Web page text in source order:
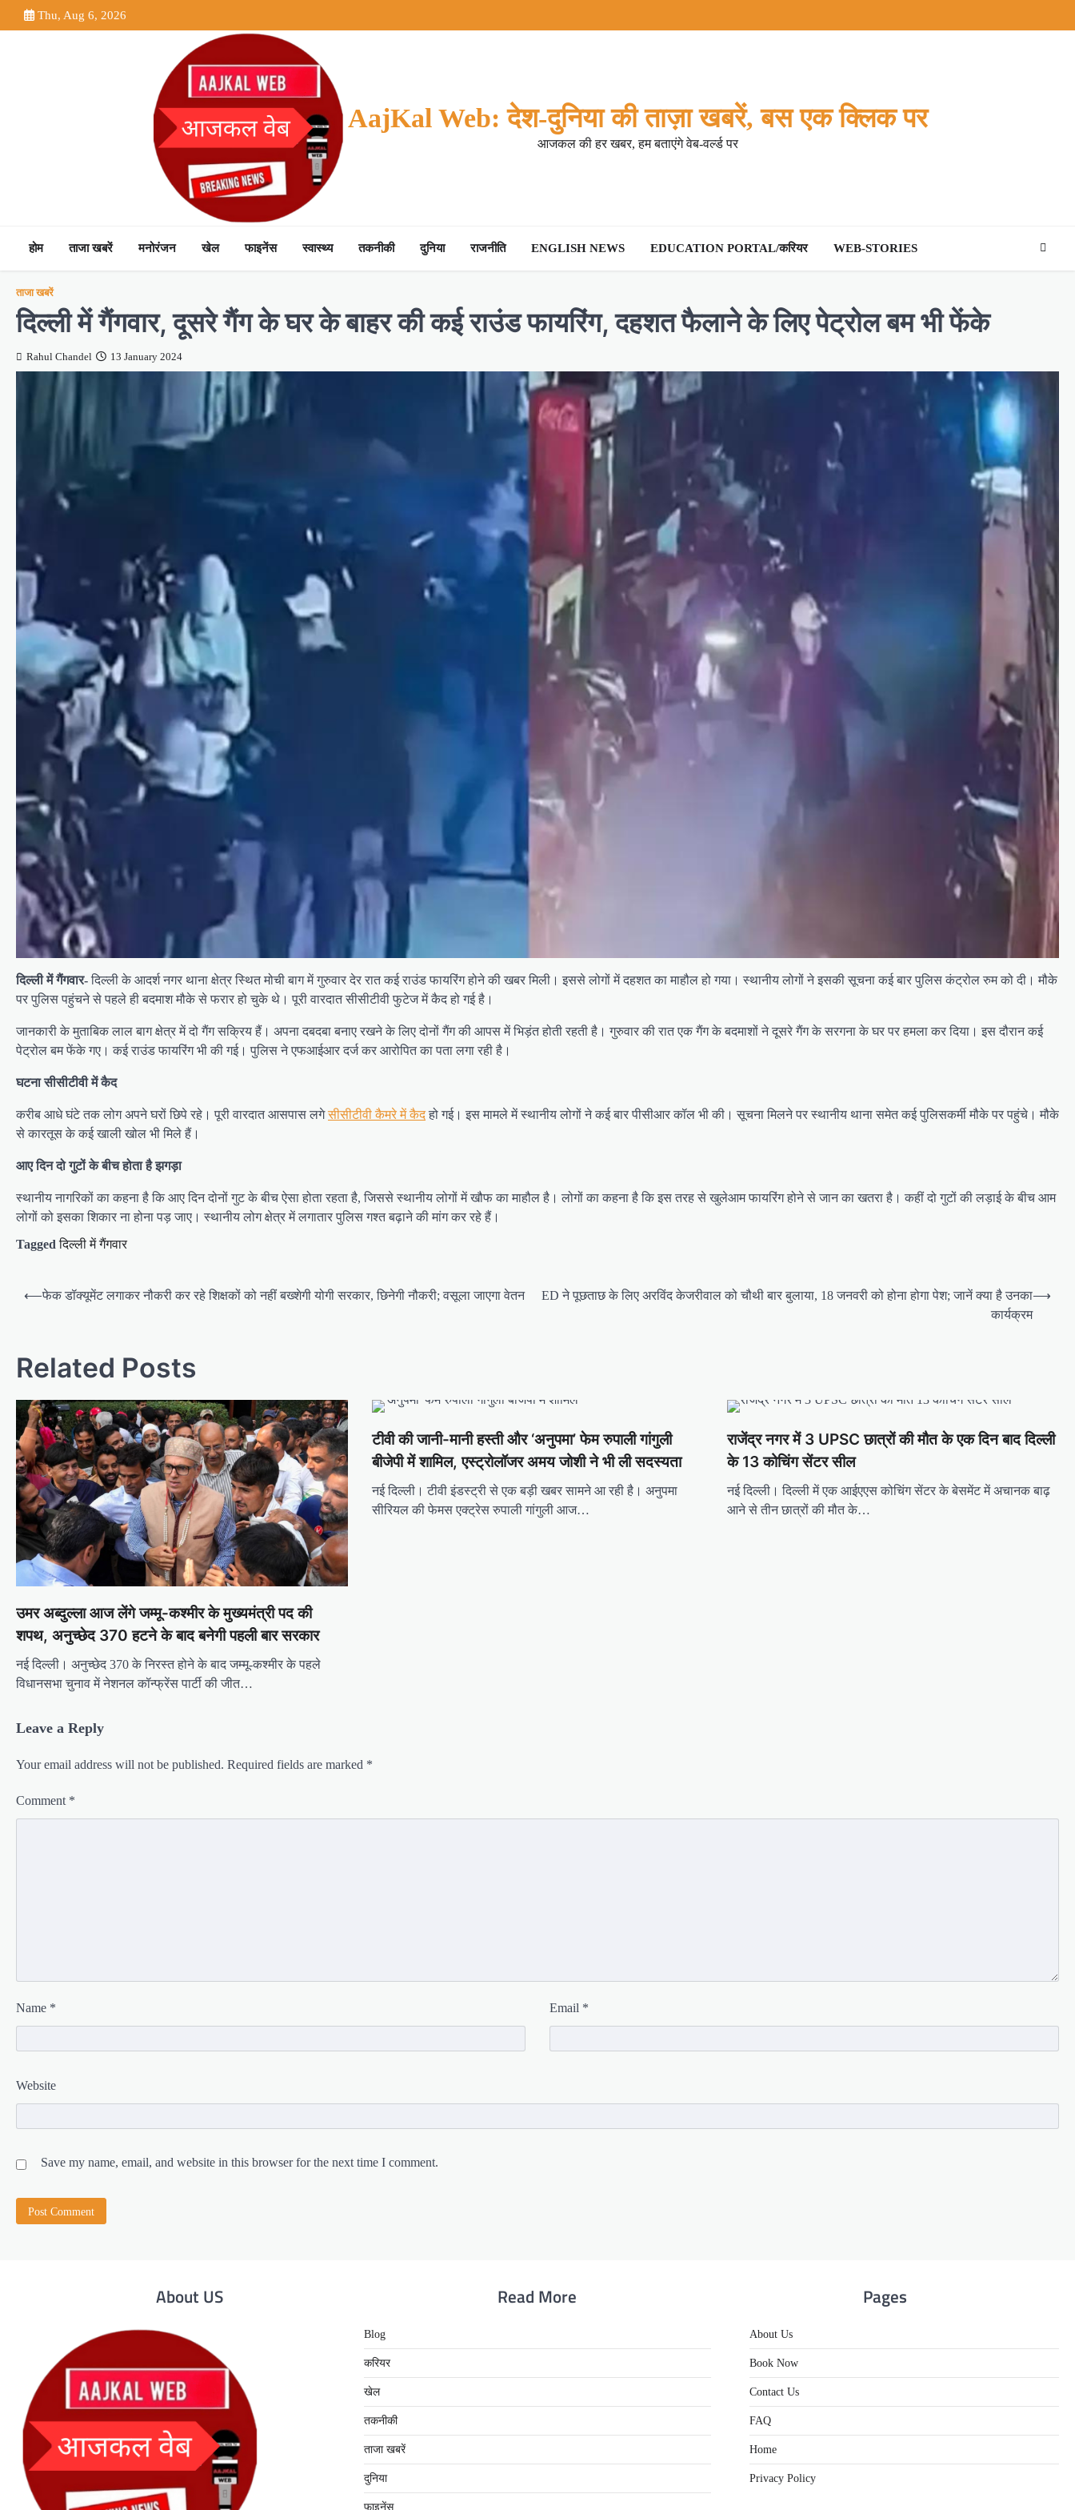
to
Thu, Aug 6, 2026
AajKal Web: देश-दुनिया की ताज़ा खबरें, बस एक क्लिक पर
आजकल की हर खबर, हम बताएंगे वेब-वर्ल्ड पर
होम ताजा खबरें मनोरंजन खेल फाइनेंस स्वास्थ्य तकनीकी दुनिया राजनीति ENGLISH NEWS EDUCATION PORTAL/करियर WEB-STORIES
ताजा खबरें
दिल्ली में गैंगवार, दूसरे गैंग के घर के बाहर की कई राउंड फायरिंग, दहशत फैलाने के लिए पेट्रोल बम भी फेंके
Rahul Chandel 13 January 2024
दिल्ली में गैंगवार-दिल्ली के आदर्श नगर थाना क्षेत्र स्थित मोची बाग में गुरुवार देर रात कई राउंड फायरिंग होने की खबर मिली। इससे लोगों में दहशत का माहौल हो गया। स्थानीय लोगों ने इसकी सूचना कई बार पुलिस कंट्रोल रुम को दी। मौके
पर पुलिस पहुंचने से पहले ही बदमाश मौके से फरार हो चुके थे। पूरी वारदात सीसीटीवी फुटेज में कैद हो गई है।
जानकारी के मुताबिक लाल बाग क्षेत्र में दो गैंग सक्रिय हैं। अपना दबदबा बनाए रखने के लिए दोनों गैंग की आपस में भिड़ंत होती रहती है। गुरुवार की रात एक गैंग के बदमाशों ने दूसरे गैंग के सरगना के घर पर हमला कर दिया। इस दौरान कई
पेट्रोल बम फेंके गए। कई राउंड फायरिंग भी की गई। पुलिस ने एफआईआर दर्ज कर आरोपित का पता लगा रही है।
घटना सीसीटीवी में कैद
करीब आधे घंटे तक लोग अपने घरों छिपे रहे। पूरी वारदात आसपास लगेसीसीटीवी कैमरे में कैदहो गई। इस मामले में स्थानीय लोगों ने कई बार पीसीआर कॉल भी की। सूचना मिलने पर स्थानीय थाना समेत कई पुलिसकर्मी मौके पर पहुंचे। मौके
से कारतूस के कई खाली खोल भी मिले हैं।
आए दिन दो गुटों के बीच होता है झगड़ा
स्थानीय नागरिकों का कहना है कि आए दिन दोनों गुट के बीच ऐसा होता रहता है, जिससे स्थानीय लोगों में खौफ का माहौल है। लोगों का कहना है कि इस तरह से खुलेआम फायरिंग होने से जान का खतरा है। कहीं दो गुटों की लड़ाई के बीच आम
लोगों को इसका शिकार ना होना पड़ जाए। स्थानीय लोग क्षेत्र में लगातार पुलिस गश्त बढ़ाने की मांग कर रहे हैं।
Taggedदिल्ली में गैंगवार
Post
⟵फेक डॉक्यूमेंट लगाकर नौकरी कर रहे शिक्षकों को नहीं बख्शेगी योगी सरकार, छिनेगी नौकरी; वसूला जाएगा वेतन
ED ने पूछताछ के लिए अरविंद केजरीवाल को चौथी बार बुलाया, 18 जनवरी को होना होगा पेश; जानें क्या है उनका
कार्यक्रम
⟶
Related Posts
उमर अब्दुल्ला आज लेंगे जम्मू-कश्मीर के मुख्यमंत्री पद की
शपथ, अनुच्छेद 370 हटने के बाद बनेगी पहली बार सरकार
नई दिल्ली। अनुच्छेद 370 के निरस्त होने के बाद जम्मू-कश्मीर के पहले
विधानसभा चुनाव में नेशनल कॉन्फ्रेंस पार्टी की जीत…
टीवी की जानी-मानी हस्ती और ‘अनुपमा’ फेम रुपाली गांगुली
बीजेपी में शामिल, एस्ट्रोलॉजर अमय जोशी ने भी ली सदस्यता
नई दिल्ली। टीवी इंडस्ट्री से एक बड़ी खबर सामने आ रही है। अनुपमा
सीरियल की फेमस एक्ट्रेस रुपाली गांगुली आज…
राजेंद्र नगर में 3 UPSC छात्रों की मौत के एक दिन बाद दिल्ली
के 13 कोचिंग सेंटर सील
नई दिल्ली। दिल्ली में एक आईएएस कोचिंग सेंटर के बेसमेंट में अचानक बाढ़
आने से तीन छात्रों की मौत के…
Leave a Reply
Your email address will not be published. Required fields are marked *
Comment *
Name * Email *
Website
Save my name, email, and website in this browser for the next time I comment.
About US Read More
Blog
करियर
खेल
तकनीकी
ताजा खबरें
दुनिया
फाइनेंस
Pages
About Us
Book Now
Contact Us
FAQ
Home
Privacy Policy